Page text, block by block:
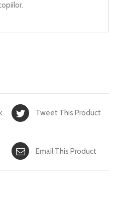
Tweet This Product
Email This Product